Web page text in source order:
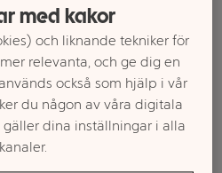
Kabel USB-C HDMI 2.1
2M Belkin
med kakor
och liknande tekniker för
relevanta, och ge dig en
också som hjälp i vår
du någon av våra digitala
dina inställningar i alla
kanaler.